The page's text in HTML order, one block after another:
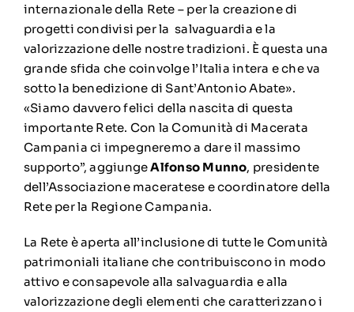
internazionale della Rete – per la creazione di
progetti condivisi per la salvaguardia e la
valorizzazione delle nostre tradizioni. È questa una
grande sfida che coinvolge l’Italia intera e che va
sotto la benedizione di Sant’Antonio Abate».
«Siamo davvero felici della nascita di questa
importante Rete. Con la Comunità di Macerata
Campania ci impegneremo a dare il massimo
supporto”, aggiungeAlfonso Munno, presidente
dell’Associazione maceratese e coordinatore della
Rete per la Regione Campania.
La Rete è aperta all’inclusione di tutte le Comunità
patrimoniali italiane che contribuiscono in modo
attivo e consapevole alla salvaguardia e alla
valorizzazione degli elementi che caratterizzano i